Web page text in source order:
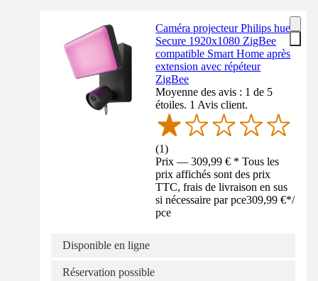
Caméra projecteur Philips hue
Secure 1920x1080 ZigBee
compatible Smart Home après
extension avec répéteur
ZigBee
Moyenne des avis : 1 de 5
étoiles. 1 Avis client.
(1)
Prix — 309,99 € * Tous les
prix affichés sont des prix
TTC, frais de livraison en sus
si nécessaire par pce309,99 €*/
pce
Disponible en ligne
Réservation possible